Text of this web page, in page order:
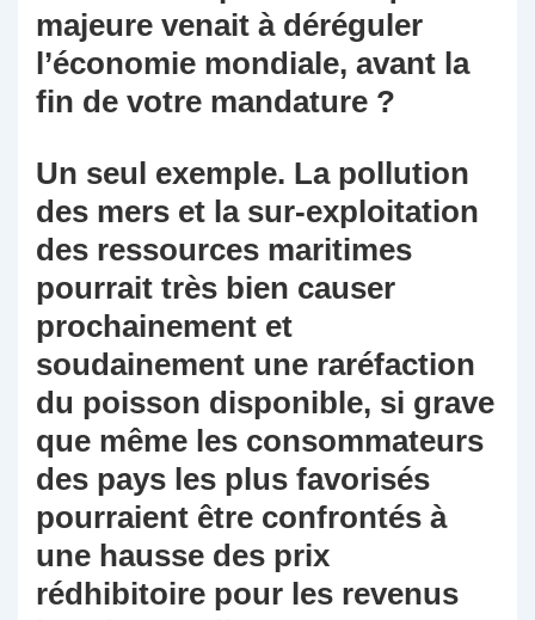
majeure venait à déréguler
l’économie mondiale, avant la
fin de votre mandature ?
Un seul exemple. La pollution
des mers et la sur-exploitation
des ressources maritimes
pourrait très bien causer
prochainement et
soudainement une raréfaction
du poisson disponible, si grave
que même les consommateurs
des pays les plus favorisés
pourraient être confrontés à
une hausse des prix
rédhibitoire pour les revenus